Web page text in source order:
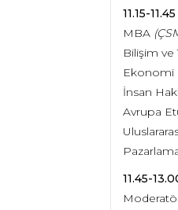
11.15-11.45
MBA
Bilişim
Ekonomi
İnsan
Avrupa
11.45-